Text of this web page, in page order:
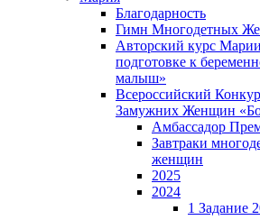
Благодарность
Гимн Многодетных
Авторский курс
подготовке к
малыш»
Всероссийский
Замужних Женщин
Амбассадор
Завтраки
женщин
2025
2024
1 Задание